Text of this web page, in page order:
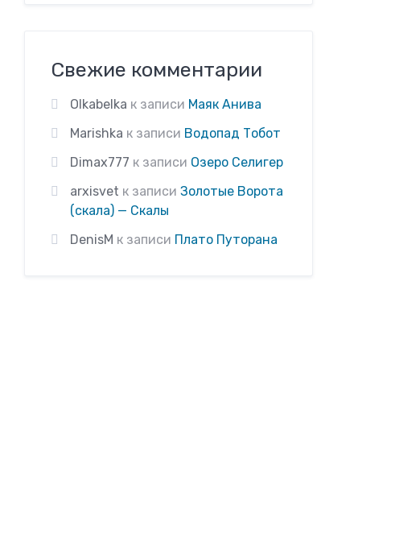
Свежие комментарии
Olkabelka к записи Маяк Анива
Marishka к записи Водопад Тобот
Dimax777 к записи Озеро Селигер
arxisvet к записиЗолотые Ворота
(скала) — Скалы
DenisM к записи Плато Путорана